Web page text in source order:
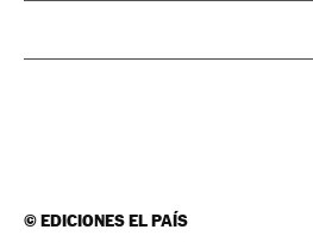
©EDICIONES EL PAÍS